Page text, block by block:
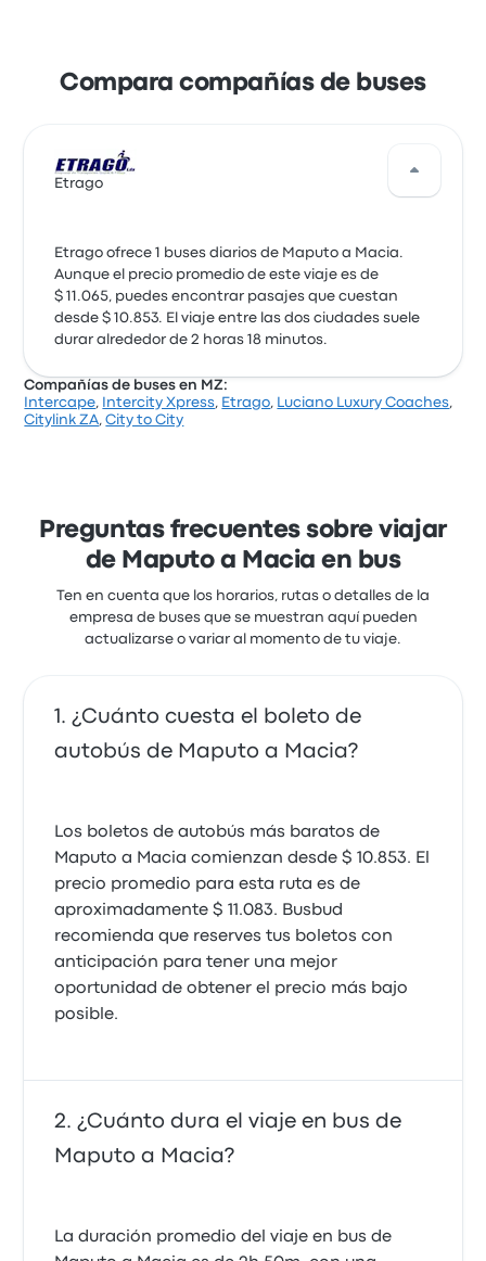
Compara compañías de buses
Etrago
Etrago ofrece 1 buses diarios de Maputo a Macia.
Aunque el precio promedio de este viaje es de
$ 11.065, puedes encontrar pasajes que cuestan
desde $ 10.853. El viaje entre las dos ciudades suele
durar alrededor de 2 horas 18 minutos.
Compañías de buses en MZ:
Intercape, Intercity Xpress, Etrago, Luciano Luxury Coaches,
Citylink ZA,City to City
Preguntas frecuentes sobre viajar
de Maputo a Macia en bus
Ten en cuenta que los horarios, rutas o detalles de la
empresa de buses que se muestran aquí pueden
actualizarse o variar al momento de tu viaje.
¿Cuánto cuesta el boleto de
autobús de Maputo a Macia?
Los boletos de autobús más baratos de
Maputo a Macia comienzan desde $ 10.853. El
precio promedio para esta ruta es de
aproximadamente $ 11.083. Busbud
recomienda que reserves tus boletos con
anticipación para tener una mejor
oportunidad de obtener el precio más bajo
posible.
¿Cuánto dura el viaje en bus de
Maputo a Macia?
La duración promedio del viaje en bus de